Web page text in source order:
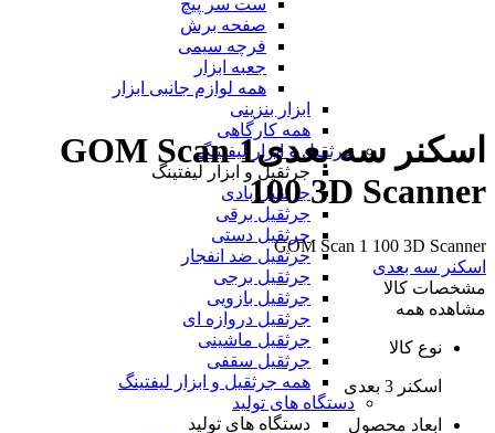
صفحه برش
فرچه سیمی
جعبه ابزار
همه لوازم جانبی ابزار
ابزار بنزینی
همه کارگاهی
جرثقیل و ابزار لیفتینگ
جرثقیل و ابزار لیفتینگ
جرثقیل بادی
جرثقیل برقی
جرثقیل دستی
جرثقیل ضد انفجار
جرثقیل برجی
جرثقیل بازویی
جرثقیل دروازه ای
جرثقیل ماشینی
جرثقیل سقفی
همه جرثقیل و ابزار لیفتینگ
دستگاه های تولید
دستگاه های تولید
اسکنر سه بعدیGOM Scan 1
100 3D Scanner
GOM Scan 1 100 3D Scanner
اسکنر سه بعدی
مشخصات کالا
مشاهده همه
نوع کالا
اسکنر 3 بعدی
ابعاد محصول